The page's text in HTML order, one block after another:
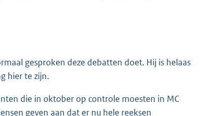
gesproken deze debatten doet. Hij is helaas
hier te zijn.
die in oktober op controle moesten in MC
geven aan dat er nu hele reeksen